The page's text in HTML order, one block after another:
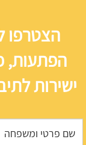
הצטרפו
הפתעות,
ישירות